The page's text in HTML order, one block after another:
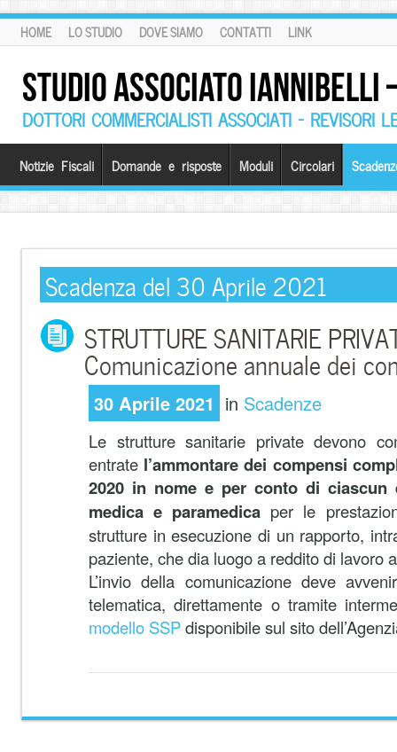
HOME LO STUDIO DOVE SIAMO CONTATTI LINK
STUDIO ASSOCIATO
DOTTORI COMMERCIALISTI ASSOCIATI – REVISORI
Notizie Fiscali Domande e risposte Moduli Circolari
Scadenza del 30 Aprile 2021
STRUTTURE SANITARIE
Comunicazione annuale dei
30 Aprile 2021 in Scadenze
Le strutture sanitarie private devono
entrate l’ammontare dei compensi
2020 in nome e per conto di ciascun
medica e paramedica per le
strutture in esecuzione di un rapporto,
paziente, che dia luogo a reddito di lavoro
L’invio della comunicazione deve
telematica, direttamente o tramite
modello SSPdisponibile sul sito